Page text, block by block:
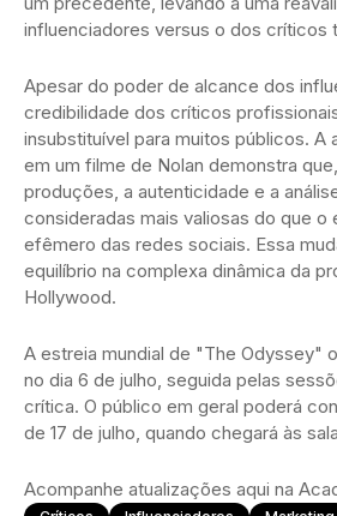
influenciadores versus o dos críticos
Apesar do poder de alcance dos
credibilidade dos críticos
insubstituível para muitos públicos. A
em um filme de Nolan demonstra
produções, a autenticidade e a
consideradas mais valiosas do que o
efêmero das redes sociais. Essa
equilíbrio na complexa dinâmica da
Hollywood.
A estreia mundial de "The Odyssey"
no dia 6 de julho, seguida pelas
crítica. O público em geral poderá
de 17 de julho, quando chegará às
Acompanhe atualizações aqui na